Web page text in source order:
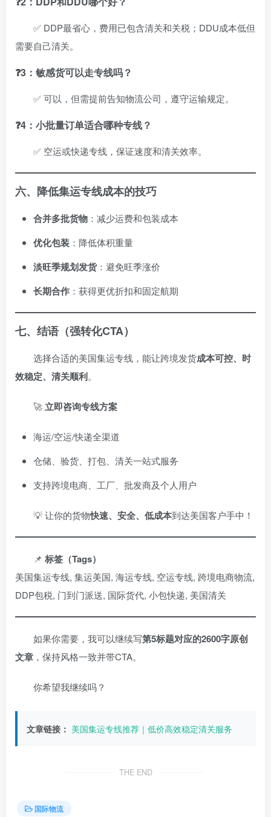
✅ DDP最省心，费用已包含清关和关税；DDU成本低但
需要自己清关。
❓3：敏感货可以走专线吗？
✅ 可以，但需提前告知物流公司，遵守运输规定。
❓4：小批量订单适合哪种专线？
✅ 空运或快递专线，保证速度和清关效率。
六、降低集运专线成本的技巧
合并多批货物 ：减少运费和包装成本
优化包装 ：降低体积重量
淡旺季规划发货：避免旺季涨价
长期合作 ：获得更优折扣和固定航期
七、结语（强转化CTA）
选择合适的美国集运专线，能让跨境发货成本可控、时
效稳定、清关顺利。
🚀立即咨询专线方案
海运/空运/快递全渠道
仓储、验货、打包、清关一站式服务
支持跨境电商、工厂、批发商及个人用户
💡 让你的货物快速、安全、低成本到达美国客户手中！
📌 标签（Tags）
美国集运专线, 集运美国, 海运专线, 空运专线, 跨境电商物流,
DDP包税, 门到门派送, 国际货代, 小包快递, 美国清关
如果你需要，我可以继续写第5标题对应的2600字原创
文章 ，保持风格一致并带CTA。
你希望我继续吗？
文章链接： 美国集运专线推荐｜低价高效稳定清关服务
THE END
国际物流